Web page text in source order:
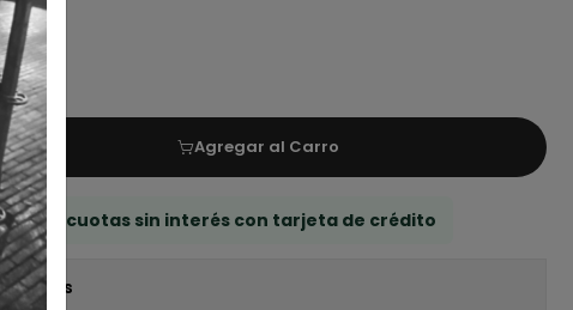
Agregar al Carro
en 3 cuotas sin interés con tarjeta de crédito